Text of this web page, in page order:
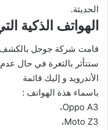
الحديثة.
الهواتف الذكية
قامت شركة جوجل بالكشف
ستتأثر بالثغرة في حال
الأندرويد و إليك قائمة
باسماء هذة الهواتف :
Oppo A3،
Moto Z3،